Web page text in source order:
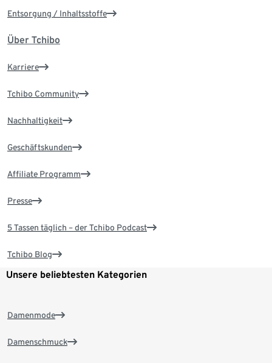
Entsorgung / Inhaltsstoffe
Über Tchibo
Karriere
Tchibo Community
Nachhaltigkeit
Geschäftskunden
Affiliate Programm
Presse
5 Tassen täglich – der Tchibo Podcast
Tchibo Blog
Unsere beliebtesten Kategorien
Damenmode
Damenschmuck